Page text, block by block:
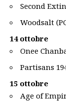
Second
Woodsalt
14 ottobre
Onee
Partisans
15 ottobre
Age of